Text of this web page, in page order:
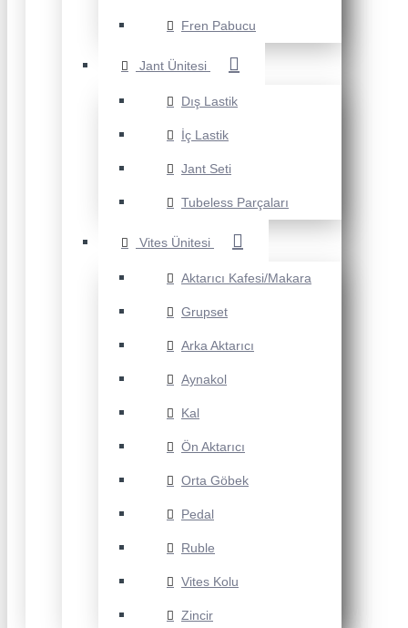
Fren Pabucu
Jant Ünitesi
Dış Lastik
İç Lastik
Jant Seti
Tubeless Parçaları
Vites Ünitesi
Aktarıcı Kafesi/Makara
Grupset
Arka Aktarıcı
Aynakol
Kal
Ön Aktarıcı
Orta Göbek
Pedal
Ruble
Vites Kolu
Zincir